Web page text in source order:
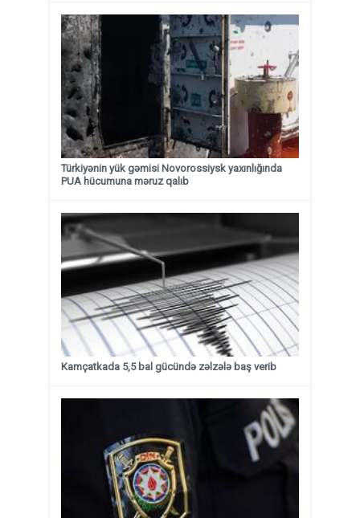
Türkiyənin yük gəmisi Novorossiysk yaxınlığında
PUA hücumuna məruz qalıb
Kamçatkada 5,5 bal gücündə zəlzələ baş verib